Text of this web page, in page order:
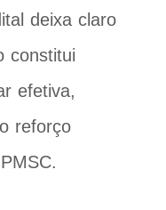
deixa claro
constitui
efetiva,
reforço